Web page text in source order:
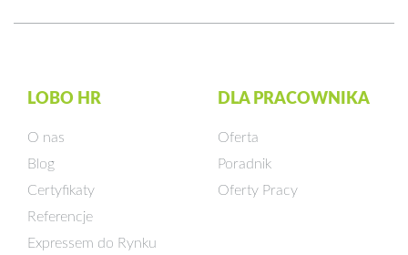
LOBO HR
O nas
Blog
Certyfikaty
Referencje
Expressem do Rynku
DLA PRACOWNIKA
Oferta
Poradnik
Oferty Pracy